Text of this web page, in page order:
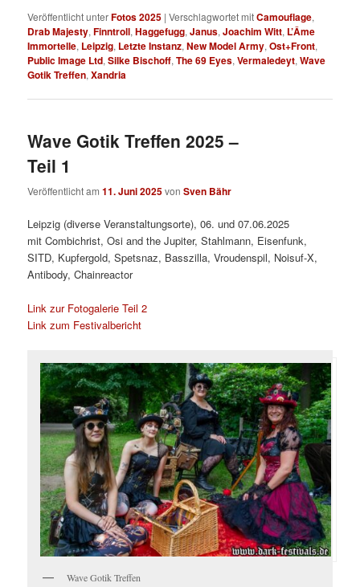
Veröffentlicht unterFotos 2025 |Verschlagwortet mitCamouflage,
Drab Majesty,Finntroll,Haggefugg,Janus,Joachim Witt, L’Âme
Immortelle, Leipzig, Letzte Instanz,New Model Army,Ost+Front,
Public Image Ltd,Silke Bischoff,The 69 Eyes,Vermaledeyt,Wave
Gotik Treffen,Xandria
Wave Gotik Treffen 2025 –
Teil 1
Veröffentlicht am11. Juni 2025vonSven Bähr
Leipzig (diverse Veranstaltungsorte), 06. und 07.06.2025
mit Combichrist, Osi and the Jupiter, Stahlmann, Eisenfunk,
SITD, Kupfergold, Spetsnaz, Basszilla, Vroudenspil, Noisuf-X,
Antibody, Chainreactor
Link zur Fotogalerie Teil 2
Link zum Festivalbericht
Wave Gotik Treffen